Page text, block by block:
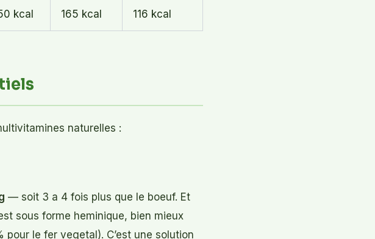
kcal 165 kcal 116 kcal
naturelles :
— soit 3 a 4 fois plus que le boeuf. Et
sous forme heminique, bien mieux
pour le fer vegetal). C’est une solution